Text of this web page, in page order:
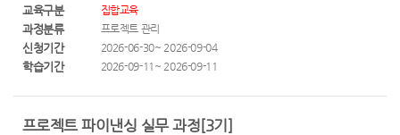
교육구분 집합교육
과정분류 프로젝트 관리
신청기간 2026-06-30~ 2026-09-04
학습기간 2026-09-11~ 2026-09-11
프로젝트 파이낸싱 실무 과정[3기]